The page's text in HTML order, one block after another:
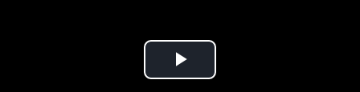
Play Video